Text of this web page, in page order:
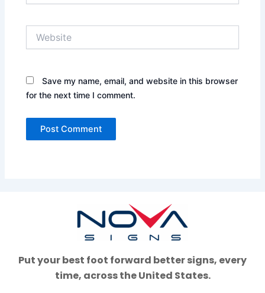
Save my name, email, and website in this browser
for the next time I comment.
Put your best foot forward better signs, every
time, across the United States.